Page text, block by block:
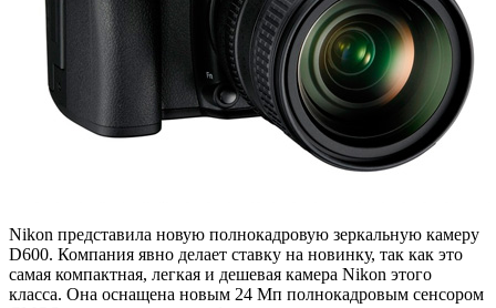
Nikon представила новую полнокадровую зеркальную камеру
D600. Компания явно делает ставку на новинку, так как это
самая компактная, легкая и дешевая камера Nikon этого
класса. Она оснащена новым 24 Мп полнокадровым сенсором